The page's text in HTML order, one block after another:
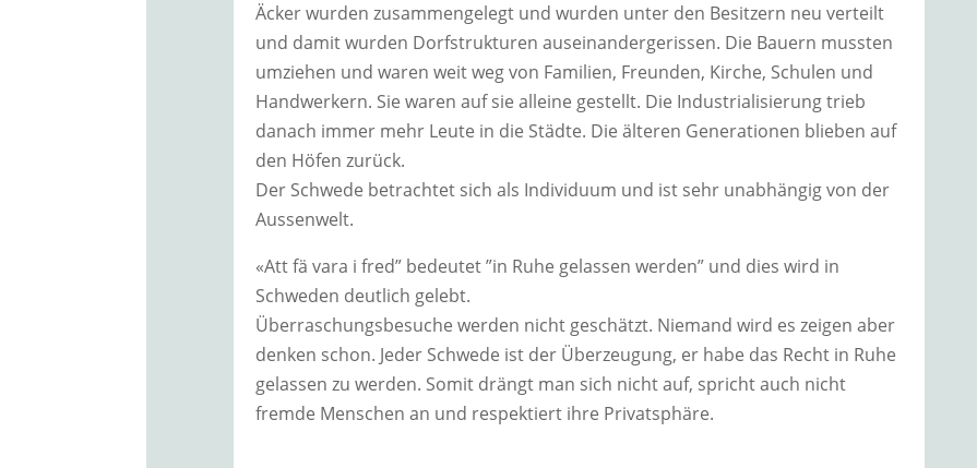
Äcker wurden zusammengelegt und wurden unter den Besitzern neu verteilt
und damit wurden Dorfstrukturen auseinandergerissen. Die Bauern mussten
umziehen und waren weit weg von Familien, Freunden, Kirche, Schulen und
Handwerkern. Sie waren auf sie alleine gestellt. Die Industrialisierung trieb
danach immer mehr Leute in die Städte. Die älteren Generationen blieben auf
den Höfen zurück.
Der Schwede betrachtet sich als Individuum und ist sehr unabhängig von der
Aussenwelt.
«Att fä vara i fred” bedeutet ”in Ruhe gelassen werden” und dies wird in
Schweden deutlich gelebt.
Überraschungsbesuche werden nicht geschätzt. Niemand wird es zeigen aber
denken schon. Jeder Schwede ist der Überzeugung, er habe das Recht in Ruhe
gelassen zu werden. Somit drängt man sich nicht auf, spricht auch nicht
fremde Menschen an und respektiert ihre Privatsphäre.